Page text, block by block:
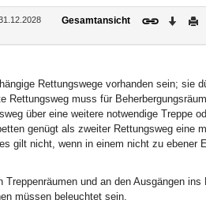
Gesamtansicht
Rettungswege vorhanden sein; sie
Rettungsweg muss für
über eine weitere notwendige Treppe
genügt als zweiter Rettungsweg eine
gilt nicht, wenn in einem nicht zu ebener
und an den Ausgängen ins
müssen beleuchtet sein.